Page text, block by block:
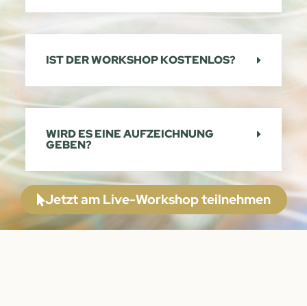
IST DER WORKSHOP KOSTENLOS?
WIRD ES EINE AUFZEICHNUNG
GEBEN?
Jetzt am Live-Workshop teilnehmen